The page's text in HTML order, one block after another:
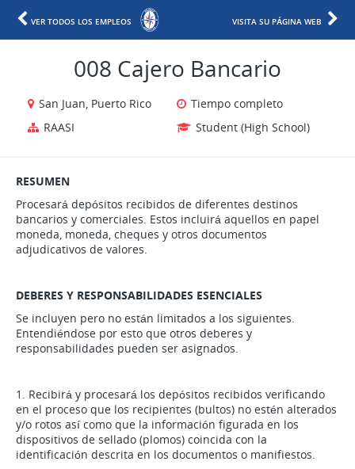
VER TODOS LOS EMPLEOS VISITA SU PÁGINA WEB
008 Cajero Bancario
San Juan, Puerto Rico
Tiempo completo
RAASI
Student (High School)
RESUMEN
Procesará depósitos recibidos de diferentes destinos
bancarios y comerciales. Estos incluirá aquellos en papel
moneda, moneda, cheques y otros documentos
adjudicativos de valores.
DEBERES Y RESPONSABILIDADES ESENCIALES
Se incluyen pero no están limitados a los siguientes.
Entendiéndose por esto que otros deberes y
responsabilidades pueden ser asignados.
1. Recibirá y procesará los depósitos recibidos verificando
en el proceso que los recipientes (bultos) no estén alterados
y/o rotos así como que la información figurada en los
dispositivos de sellado (plomos) coincida con la
identificación descrita en los documentos o manifiestos.